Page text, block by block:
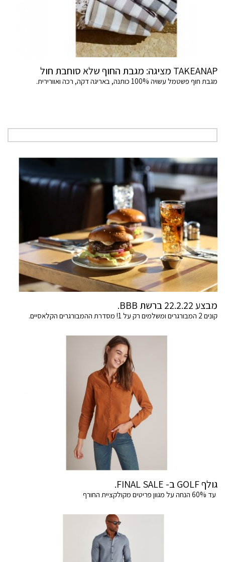
TAKEANAP מציגה: מגבת החוף שלא סוחבת חול
מגבת חוף פשטמל עשויה 100% כותנה, באריגה דקה, רכה ואוורירית.
מבצע 22.2.22 ברשת BBB.
קונים 2 המבורגרים ומשלמים רק על 1! מסדרת ההמבורגרים הקלאסיים.
גולף GOLF ב- FINAL SALE.
עד 60% הנחה על מגוון פריטים מקולקציית החורף